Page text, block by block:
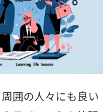
囲の人々にも良い